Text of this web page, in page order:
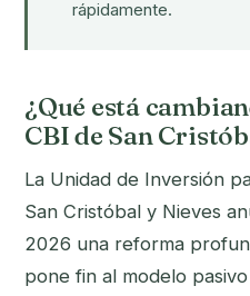
rápidamente.
¿Qué está
CBI de San
La Unidad de Inversión
San Cristóbal y Nieves
2026 una reforma
pone fin al modelo